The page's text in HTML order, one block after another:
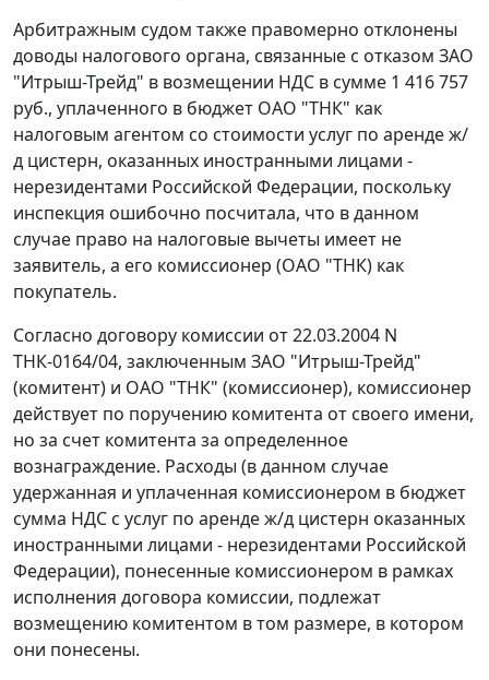
Арбитражным судом также правомерно отклонены
доводы налогового органа, связанные с отказом ЗАО
"Итрыш-Трейд" в возмещении НДС в сумме 1 416 757
руб., уплаченного в бюджет ОАО "ТНК" как
налоговым агентом со стоимости услуг по аренде ж/
д цистерн, оказанных иностранными лицами -
нерезидентами Российской Федерации, поскольку
инспекция ошибочно посчитала, что в данном
случае право на налоговые вычеты имеет не
заявитель, а его комиссионер (ОАО "ТНК) как
покупатель.
Согласно договору комиссии от 22.03.2004 N
ТНК-0164/04, заключенным ЗАО "Итрыш-Трейд"
(комитент) и ОАО "ТНК" (комиссионер), комиссионер
действует по поручению комитента от своего имени,
но за счет комитента за определенное
вознаграждение. Расходы (в данном случае
удержанная и уплаченная комиссионером в бюджет
сумма НДС с услуг по аренде ж/д цистерн оказанных
иностранными лицами - нерезидентами Российской
Федерации), понесенные комиссионером в рамках
исполнения договора комиссии, подлежат
возмещению комитентом в том размере, в котором
они понесены.